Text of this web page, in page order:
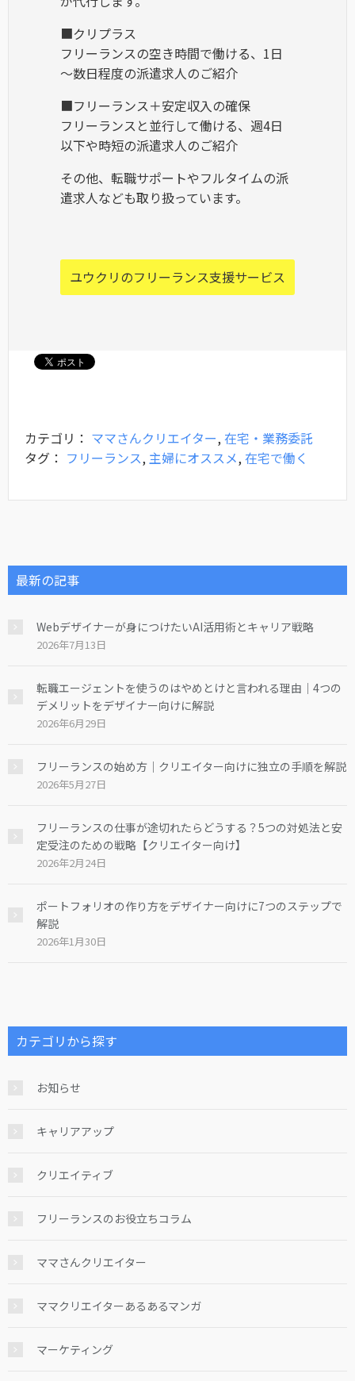
■クリプラス
フリーランスの空き時間で働ける、1日
～数日程度の派遣求人のご紹介
■フリーランス＋安定収入の確保
フリーランスと並行して働ける、週4日
以下や時短の派遣求人のご紹介
その他、転職サポートやフルタイムの派
遣求人なども取り扱っています。
ユウクリのフリーランス支援サービス
カテゴリ： ママさんクリエイター, 在宅・業務委託
タグ： フリーランス, 主婦にオススメ, 在宅で働く
最新の記事
Webデザイナーが身につけたいAI活用術とキャリア戦略
2026年7月13日
転職エージェントを使うのはやめとけと言われる理由｜4つの
デメリットをデザイナー向けに解説
2026年6月29日
フリーランスの始め方｜クリエイター向けに独立の手順を解説
2026年5月27日
フリーランスの仕事が途切れたらどうする？5つの対処法と安
定受注のための戦略【クリエイター向け】
2026年2月24日
ポートフォリオの作り方をデザイナー向けに7つのステップで
解説
2026年1月30日
カテゴリから探す
お知らせ
キャリアアップ
クリエイティブ
フリーランスのお役立ちコラム
ママさんクリエイター
ママクリエイターあるあるマンガ
マーケティング